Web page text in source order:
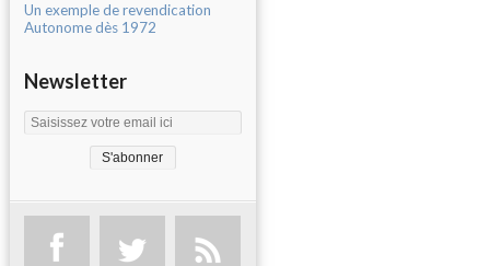
Un exemple de revendication
Autonome dès 1972
Newsletter